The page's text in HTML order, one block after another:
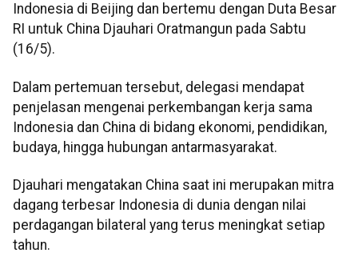
Indonesia di Beijing dan bertemu dengan Duta Besar
RI untuk China Djauhari Oratmangun pada Sabtu
(16/5).
Dalam pertemuan tersebut, delegasi mendapat
penjelasan mengenai perkembangan kerja sama
Indonesia dan China di bidang ekonomi, pendidikan,
budaya, hingga hubungan antarmasyarakat.
Djauhari mengatakan China saat ini merupakan mitra
dagang terbesar Indonesia di dunia dengan nilai
perdagangan bilateral yang terus meningkat setiap
tahun.